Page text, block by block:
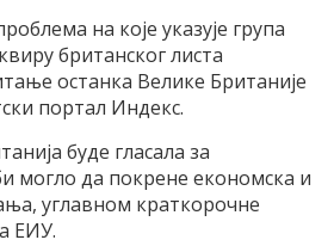
на које указује група
британског листа
останка Велике Британије
портал Индекс.
буде гласала за
могло да покрене економска и
углавном краткорочне
ЕИУ.